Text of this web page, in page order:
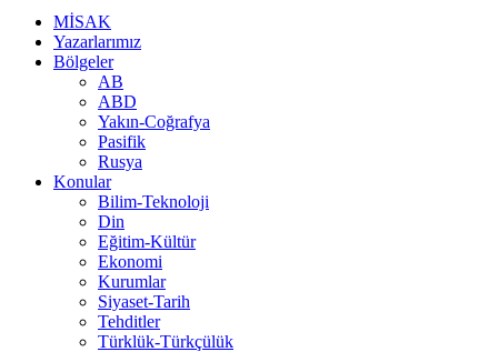
MİSAK
Yazarlarımız
Bölgeler
AB
ABD
Yakın-Coğrafya
Pasifik
Rusya
Konular
Bilim-Teknoloji
Din
Eğitim-Kültür
Ekonomi
Kurumlar
Siyaset-Tarih
Tehditler
Türklük-Türkçülük